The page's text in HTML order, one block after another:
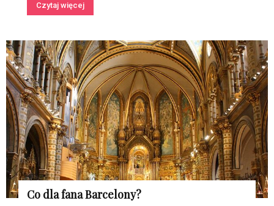
Czytaj więcej
Co dla fana Barcelony?